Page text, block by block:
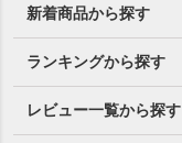
新着商品から探す
ランキングから探す
レビュー一覧から探す